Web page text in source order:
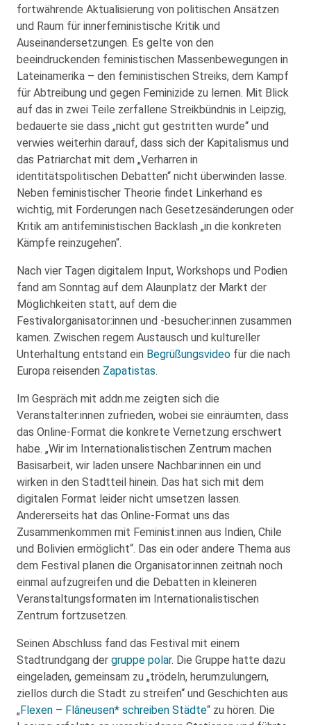
fortwährende Aktualisierung von politischen Ansätzen
und Raum für innerfeministische Kritik und
Auseinandersetzungen. Es gelte von den
beeindruckenden feministischen Massenbewegungen in
Lateinamerika – den feministischen Streiks, dem Kampf
für Abtreibung und gegen Feminizide zu lernen. Mit Blick
auf das in zwei Teile zerfallene Streikbündnis in Leipzig,
bedauerte sie dass „nicht gut gestritten wurde“ und
verwies weiterhin darauf, dass sich der Kapitalismus und
das Patriarchat mit dem „Verharren in
identitätspolitischen Debatten“ nicht überwinden lasse.
Neben feministischer Theorie findet Linkerhand es
wichtig, mit Forderungen nach Gesetzesänderungen oder
Kritik am antifeministischen Backlash „in die konkreten
Kämpfe reinzugehen“.
Nach vier Tagen digitalem Input, Workshops und Podien
fand am Sonntag auf dem Alaunplatz der Markt der
Möglichkeiten statt, auf dem die
Festivalorganisator:innen und -besucher:innen zusammen
kamen. Zwischen regem Austausch und kultureller
Unterhaltung entstand ein Begrüßungsvideo für die nach
Europa reisenden Zapatistas.
Im Gespräch mit addn.me zeigten sich die
Veranstalter:innen zufrieden, wobei sie einräumten, dass
das Online-Format die konkrete Vernetzung erschwert
habe. „Wir im Internationalistischen Zentrum machen
Basisarbeit, wir laden unsere Nachbar:innen ein und
wirken in den Stadtteil hinein. Das hat sich mit dem
digitalen Format leider nicht umsetzen lassen.
Andererseits hat das Online-Format uns das
Zusammenkommen mit Feminist:innen aus Indien, Chile
und Bolivien ermöglicht“. Das ein oder andere Thema aus
dem Festival planen die Organisator:innen zeitnah noch
einmal aufzugreifen und die Debatten in kleineren
Veranstaltungsformaten im Internationalistischen
Zentrum fortzusetzen.
Seinen Abschluss fand das Festival mit einem
Stadtrundgang der gruppe polar. Die Gruppe hatte dazu
eingeladen, gemeinsam zu „trödeln, herumzulungern,
ziellos durch die Stadt zu streifen“ und Geschichten aus
„Flexen – Flâneusen* schreiben Städte“ zu hören. Die